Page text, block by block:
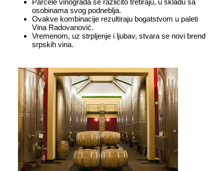
Parcele vinograda se različito tretiraju, u skladu sa
osobinama svog podneblja.
Ovakve kombinacije rezultiraju bogatstvom u paleti
Vina Radovanović.
Vremenom, uz strpljenje i ljubav, stvara se novi brend
srpskih vina.